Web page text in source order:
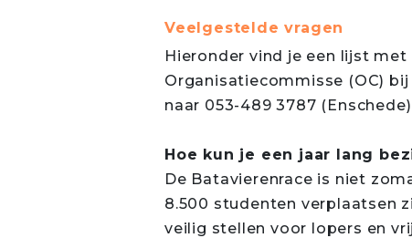
Veelgestelde vragen
Hieronder vind je een lijst
Organisatiecommisse (OC)
naar 053-489 3787
Hoe kun je een jaar lang
De Batavierenrace is niet
8.500 studenten verplaatsen
veilig stellen voor lopers en